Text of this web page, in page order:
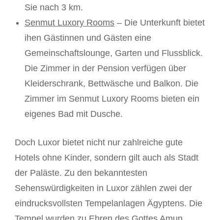
Sie nach 3 km.
Senmut Luxory Rooms – Die Unterkunft bietet
ihen Gästinnen und Gästen eine
Gemeinschaftslounge, Garten und Flussblick.
Die Zimmer in der Pension verfügen über
Kleiderschrank, Bettwäsche und Balkon. Die
Zimmer im Senmut Luxory Rooms bieten ein
eigenes Bad mit Dusche.
Doch Luxor bietet nicht nur zahlreiche gute
Hotels ohne Kinder, sondern gilt auch als Stadt
der Paläste. Zu den bekanntesten
Sehenswürdigkeiten in Luxor zählen zwei der
eindrucksvollsten Tempelanlagen Ägyptens. Die